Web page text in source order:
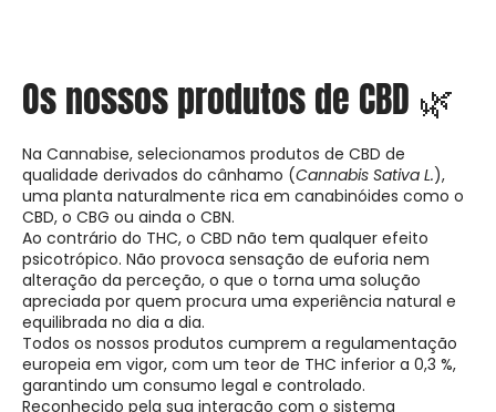
Os nossos produtos de CBD 🌿
Na Cannabise, selecionamos produtos de CBD de
qualidade derivados do cânhamo (Cannabis Sativa L.),
uma planta naturalmente rica em canabinóides como o
CBD, o CBG ou ainda o CBN.
Ao contrário do THC, o CBD não tem qualquer efeito
psicotrópico. Não provoca sensação de euforia nem
alteração da perceção, o que o torna uma solução
apreciada por quem procura uma experiência natural e
equilibrada no dia a dia.
Todos os nossos produtos cumprem a regulamentação
europeia em vigor, com um teor de THC inferior a 0,3 %,
garantindo um consumo legal e controlado.
Reconhecido pela sua interação com o sistema